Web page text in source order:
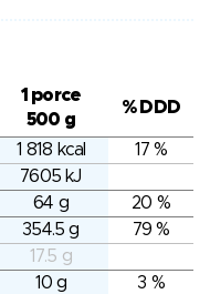
1 porce
500 g
% DDD
1 818 kcal
17 %
7605 kJ
64 g
20 %
354.5 g
79 %
17.5 g
10 g
3 %